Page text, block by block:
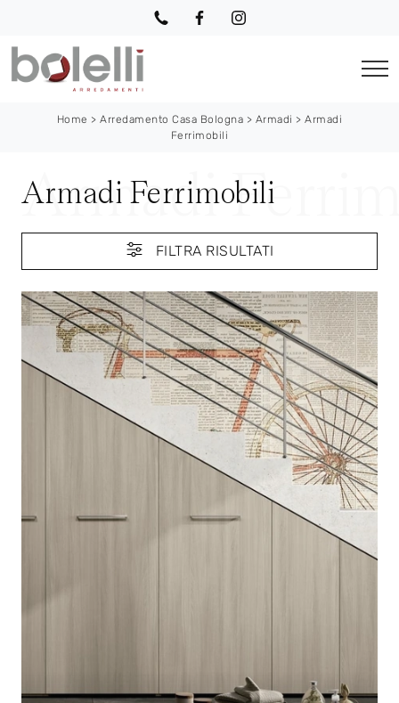
Home >Arredamento Casa Bologna > Armadi >Armadi
Ferrimobili
Armadi Ferrimobili
FILTRA RISULTATI